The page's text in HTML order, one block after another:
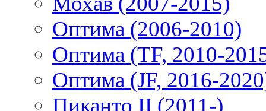
Оптима (2006-2010)
Оптима (TF, 2010-
Оптима (JF, 2016-
Пиканто II (2011-)